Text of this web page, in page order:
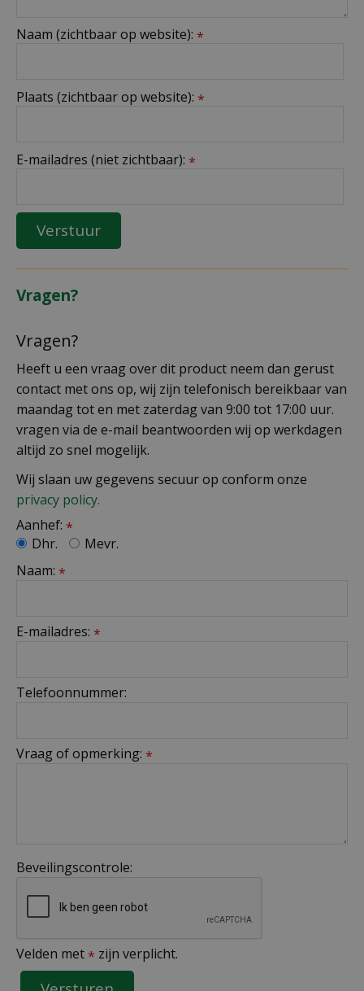
Naam (zichtbaar op website): *
Plaats (zichtbaar op website): *
E-mailadres (niet zichtbaar): *
Vragen?
Vragen?
Heeft u een vraag over dit product neem dan gerust
contact met ons op, wij zijn telefonisch bereikbaar van
maandag tot en met zaterdag van 9:00 tot 17:00 uur.
vragen via de e-mail beantwoorden wij op werkdagen
altijd zo snel mogelijk.
Wij slaan uw gegevens secuur op conform onze
privacy policy.
Aanhef: *
Dhr.
Mevr.
Naam: *
E-mailadres: *
Telefoonnummer:
Vraag of opmerking: *
Beveilingscontrole:
Velden met * zijn verplicht.